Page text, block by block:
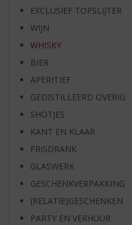
EXCLUSIEF TOPSLIJTER
WIJN
WHISKY
BIER
APERITIEF
GEDISTILLEERD OVERIG
SHOTJES
KANT EN KLAAR
FRISDRANK
GLASWERK
GESCHENKVERPAKKING
(RELATIE)GESCHENKEN
PARTY EN VERHUUR